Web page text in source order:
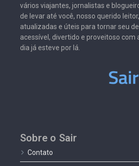
vários viajantes, jornalistas e
de levar até você, nosso querido
atualizadas e úteis para tornar seu
acessível, divertido e proveitoso com
dia já esteve por lá.
Sobre o Sair
Contato